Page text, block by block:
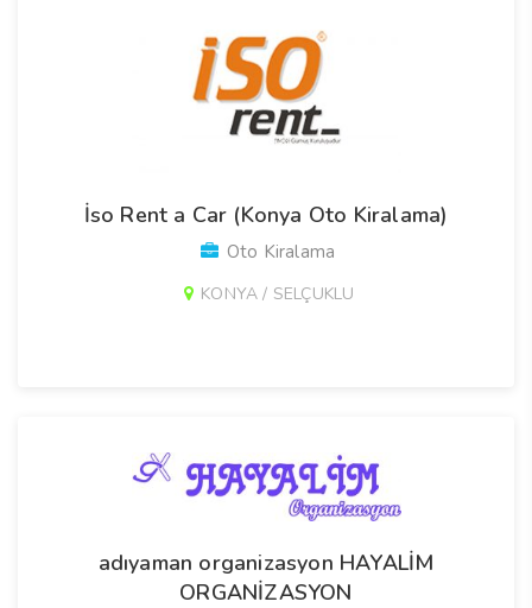
İso Rent a Car (Konya Oto Kiralama)
Oto Kiralama
KONYA / SELÇUKLU
adıyaman organizasyon HAYALİM
ORGANİZASYON